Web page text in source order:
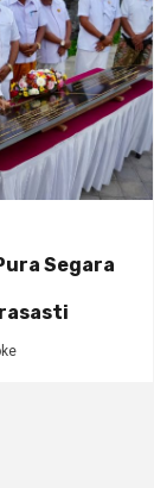
Segara